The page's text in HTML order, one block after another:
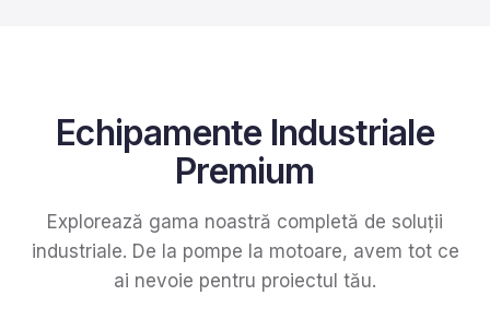
Echipamente Industriale
Premium
Explorează gama noastră completă de soluții
industriale. De la pompe la motoare, avem tot ce
ai nevoie pentru proiectul tău.